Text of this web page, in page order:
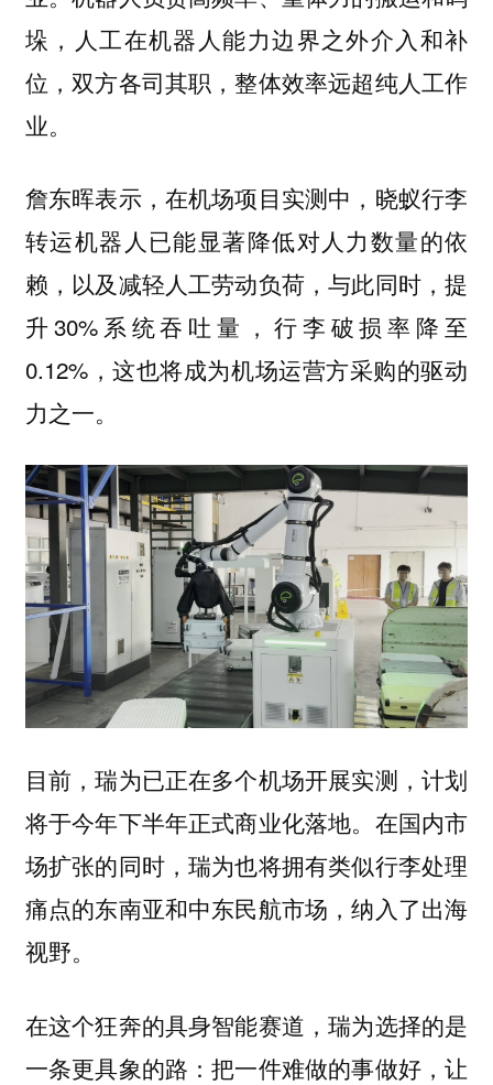
垛，人工在机器人能力边界之外介入和补
位，双方各司其职，整体效率远超纯人工作
业。
詹东晖表示，在机场项目实测中，晓蚁行李
转运机器人已能显著降低对人力数量的依
赖，以及减轻人工劳动负荷，与此同时，提
升30%系统吞吐量，行李破损率降至
0.12%，这也将成为机场运营方采购的驱动
力之一。
目前，瑞为已正在多个机场开展实测，计划
将于今年下半年正式商业化落地。在国内市
场扩张的同时，瑞为也将拥有类似行李处理
痛点的东南亚和中东民航市场，纳入了出海
视野。
在这个狂奔的具身智能赛道，瑞为选择的是
一条更具象的路：把一件难做的事做好，让